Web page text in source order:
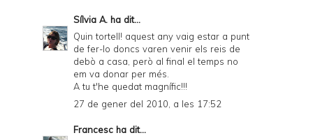
Sílvia A. ha dit...
Quin tortell! aquest any vaig estar a punt
de fer-lo doncs varen venir els reis de
debò a casa, però al final el temps no
em va donar per més.
A tu t'he quedat magnífic!!!
27 de gener del 2010, a les 17:52
Francesc ha dit...